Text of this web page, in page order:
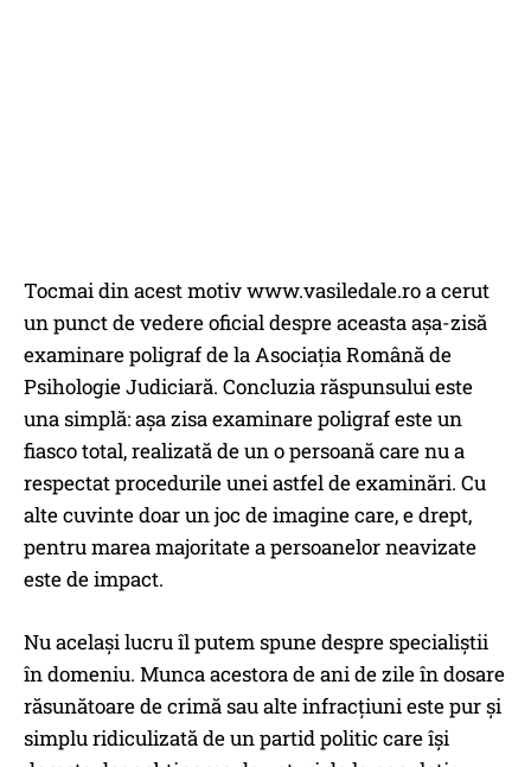
Tocmai din acest motiv www.vasiledale.ro a cerut
un punct de vedere oficial despre aceasta așa-zisă
examinare poligraf de la Asociația Română de
Psihologie Judiciară. Concluzia răspunsului este
una simplă: așa zisa examinare poligraf este un
fiasco total, realizată de un o persoană care nu a
respectat procedurile unei astfel de examinări. Cu
alte cuvinte doar un joc de imagine care, e drept,
pentru marea majoritate a persoanelor neavizate
este de impact.
Nu același lucru îl putem spune despre specialiștii
în domeniu. Munca acestora de ani de zile în dosare
răsunătoare de crimă sau alte infracțiuni este pur și
simplu ridiculizată de un partid politic care își